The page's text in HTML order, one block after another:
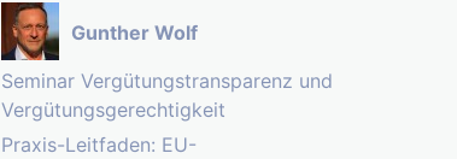
Gunther Wolf
Seminar Vergütungstransparenz und
Vergütungsgerechtigkeit
Praxis-Leitfaden: EU-